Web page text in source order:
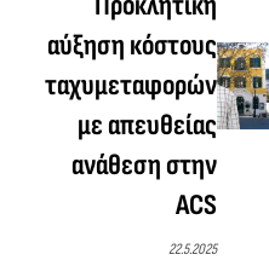
αύξηση κόστους
ταχυμεταφορών
με απευθείας
ανάθεση στην
ACS
22.5.2025